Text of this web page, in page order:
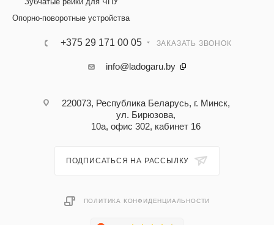
Опорно-поворотные устройства
+375 29 171 00 05 ЗАКАЗАТЬ ЗВОНОК
info@ladogaru.by
220073, Республика Беларусь, г. Минск,
ул. Бирюзова,
10а, офис 302, кабинет 16
ПОДПИСАТЬСЯ НА РАССЫЛКУ
ПОЛИТИКА КОНФИДЕНЦИАЛЬНОСТИ